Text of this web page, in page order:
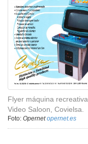
Flyer máquina recreativa
Video Saloon, Covielsa.
Foto: Opernetopernet.es